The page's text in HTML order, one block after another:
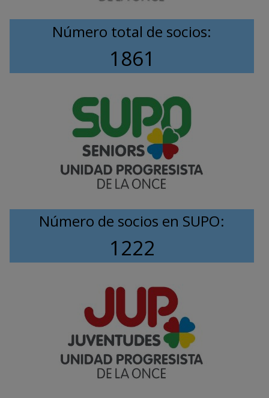
Número total de socios:
1861
Número de socios en SUPO:
1222